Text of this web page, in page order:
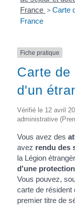
France > Carte
France
Fiche pratique
Carte de
d'un
Vérifié le 12 avril
administrative
Vous avez des
avez rendu des
la Légion
d'une
Vous pouvez,
carte de résident
premier titre de